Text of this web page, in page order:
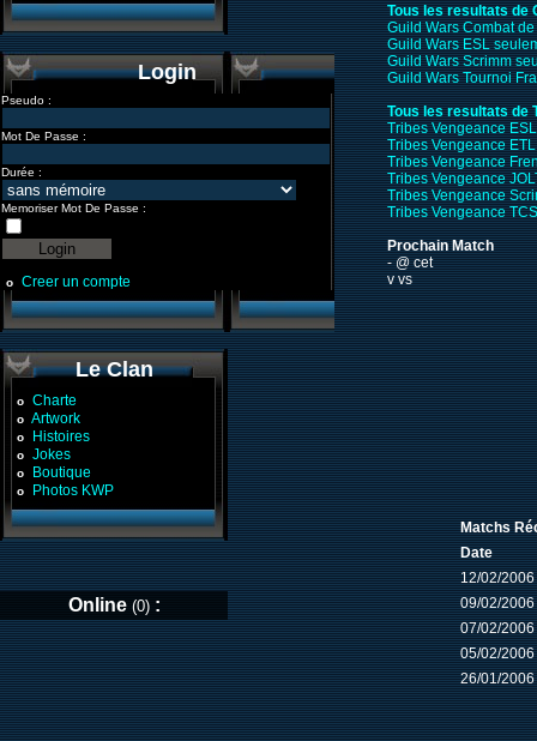
Login
Pseudo :
Mot De Passe :
Durée :
Memoriser Mot De Passe :
o Creer un compte
Le Clan
o Charte
o Artwork
o Histoires
o Jokes
o Boutique
o Photos KWP
Online (0):
Tous les resultats de
Guild Wars Combat
Guild Wars ESL
Guild Wars Scrimm
Guild Wars Tournoi
Tous les resultats de
Tribes Vengeance
Tribes Vengeance
Tribes Vengeance
Tribes Vengeance
Tribes Vengeance
Tribes Vengeance
Prochain Match
- @ cet
v vs
Matchs
Date
12/02/2006
09/02/2006
07/02/2006
05/02/2006
26/01/2006